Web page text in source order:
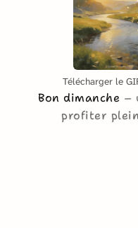
Télécharger le
Bon dimanche
profiter